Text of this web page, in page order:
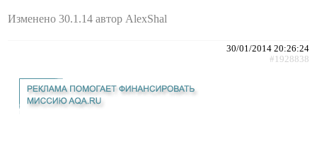
Изменено 30.1.14 автор AlexShal
30/01/2014 20:26:24
#1928838